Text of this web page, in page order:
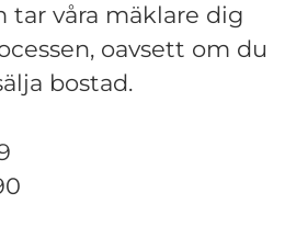
tar våra mäklare dig
oavsett om du
bostad.